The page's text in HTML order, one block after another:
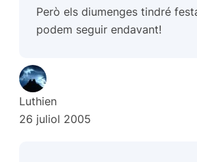
Però els diumenges tindré
podem seguir endavant!
Luthien
26 juliol 2005